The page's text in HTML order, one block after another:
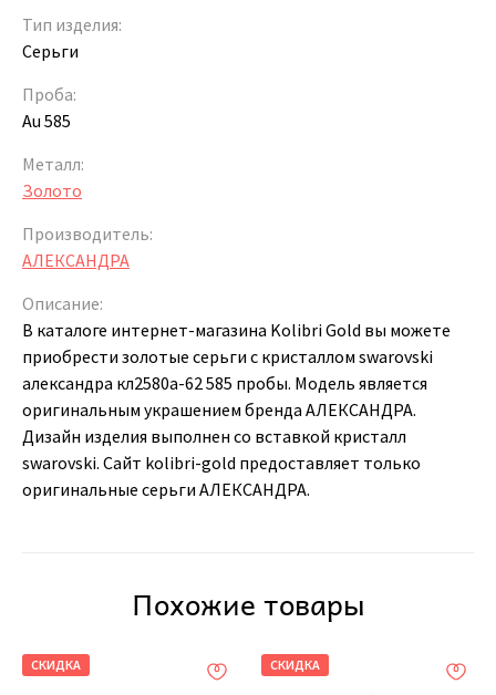
Тип изделия:
Серьги
Проба:
Au 585
Металл:
Золото
Производитель:
АЛЕКСАНДРА
Описание:
В каталоге интернет-магазина Kolibri Gold вы можете
приобрести золотые серьги с кристаллом swarovski
александра кл2580а-62 585 пробы. Модель является
оригинальным украшением бренда АЛЕКСАНДРА.
Дизайн изделия выполнен со вставкой кристалл
swarovski. Сайт kolibri-gold предоставляет только
оригинальные серьги АЛЕКСАНДРА.
Похожие товары
СКИДКА СКИДКА